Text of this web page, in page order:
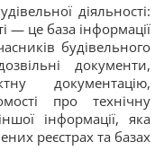
діяльності:
— це база інформації
будівельного
документи,
документацію,
про технічну
інформації, яка
реєстрах та базах